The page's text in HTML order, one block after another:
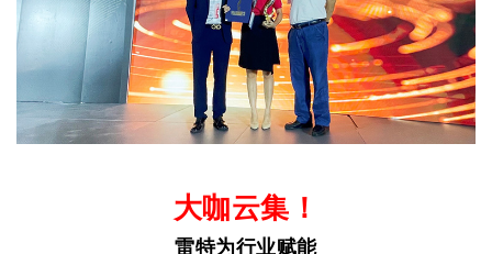
大咖云集！
雷特为行业赋能